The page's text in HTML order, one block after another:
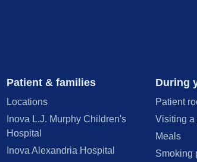
Patient & families
Locations
Inova L.J. Murphy Children's
Hospital
Inova Alexandria Hospital
During
Patient
Visiting a
Meals
Smoking